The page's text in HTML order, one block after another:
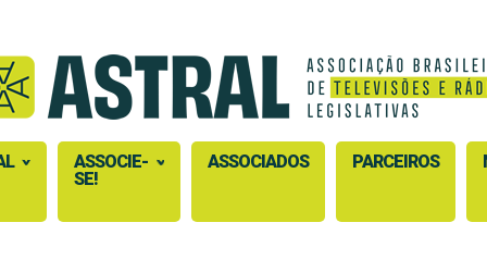
ASSOCIE-
SE!
ASSOCIADOS PARCEIROS